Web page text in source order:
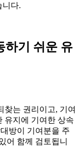
니다.
하기 쉬운 유
찾는 권리이고, 기여
유지에 기여한 상속
방이 기여분을 주
어 함께 검토됩니